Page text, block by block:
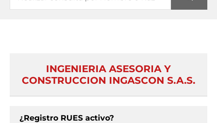
INGENIERIA ASESORIA Y
CONSTRUCCION INGASCON S.A.S.
¿Registro RUES activo?